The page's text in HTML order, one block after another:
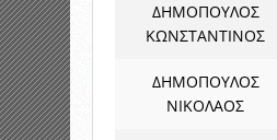
ΔΗΜΟΠΟΥΛΟΣ
ΚΩΝΣΤΑΝΤΙΝΟΣ
ΔΗΜΟΠΟΥΛΟΣ
ΝΙΚΟΛΑΟΣ